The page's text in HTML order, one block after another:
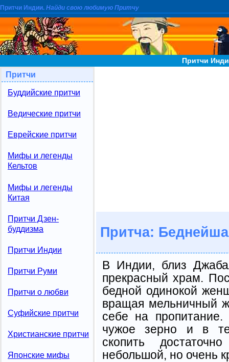
Притчи Индии. Найди свою любимую Притчу
Притчи
Притчи
Буддийские притчи
Ведические притчи
Еврейские притчи
Мифы и легенды
Кельтов
Мифы и легенды
Китая
Притчи Дзен-
буддизма
Притчи Индии
Притчи Руми
Притчи о любви
Суфийские притчи
Христианские притчи
Японские мифы
Притча:
В Индии, близ
прекрасный храм.
бедной одинокой
вращая мельничный
себе на
чужое зерно и в
скопить
небольшой, но очень